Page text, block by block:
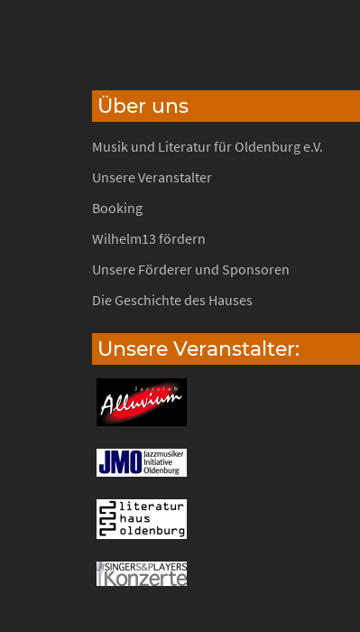
Über uns
Musik und Literatur für Oldenburg e.V.
Unsere Veranstalter
Booking
Wilhelm13 fördern
Unsere Förderer und Sponsoren
Die Geschichte des Hauses
Unsere Veranstalter: